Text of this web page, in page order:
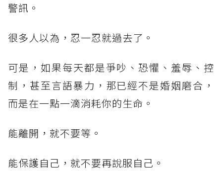
警訊。
很多人以為，忍一忍就過去了。
可是，如果每天都是爭吵、恐懼、羞辱、控
制，甚至言語暴力，那已經不是婚姻磨合，
而是在一點一滴消耗你的生命。
能離開，就不要等。
能保護自己，就不要再說服自己。